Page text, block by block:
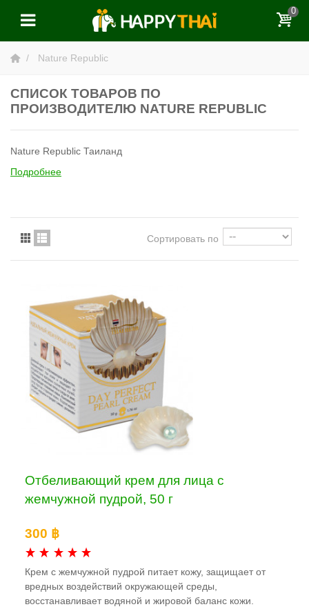
0
Nature Republic
СПИСОК ТОВАРОВ ПО
ПРОИЗВОДИТЕЛЮ NATURE REPUBLIC
Nature Republic Таиланд
Подробнее
Сортировать по
Отбеливающий крем для лица с
жемчужной пудрой, 50 г
300 ฿
Крем с жемчужной пудрой питает кожу, защищает от
вредных воздействий окружающей среды,
восстанавливает водяной и жировой баланс кожи.